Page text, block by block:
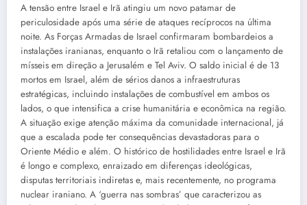
A tensão entre Israel e Irã atingiu um novo patamar de
periculosidade após uma série de ataques recíprocos na última
noite. As Forças Armadas de Israel confirmaram bombardeios a
instalações iranianas, enquanto o Irã retaliou com o lançamento de
mísseis em direção a Jerusalém e Tel Aviv. O saldo inicial é de 13
mortos em Israel, além de sérios danos a infraestruturas
estratégicas, incluindo instalações de combustível em ambos os
lados, o que intensifica a crise humanitária e econômica na região.
A situação exige atenção máxima da comunidade internacional, já
que a escalada pode ter consequências devastadoras para o
Oriente Médio e além. O histórico de hostilidades entre Israel e Irã
é longo e complexo, enraizado em diferenças ideológicas,
disputas territoriais indiretas e, mais recentemente, no programa
nuclear iraniano. A ‘guerra nas sombras’ que caracterizou as